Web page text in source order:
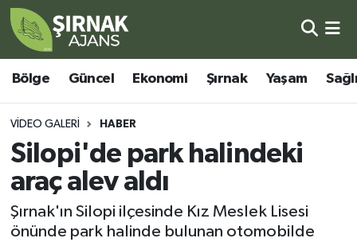
Bölge Güncel Ekonomi Şırnak Yaşam
VIDEO GALERI HABER
Silopi'de park halindeki
araç alev aldı
Şırnak'ın Silopi ilçesinde Kız Meslek Lisesi
önünde park halinde bulunan otomobilde
Bölge
Güncel
Ekonomi
Şırnak
Yaşam
Şırnak Nöbetçi Eczaneler
Şırnak Hava Durumu
Şirnak Namaz Vakitleri
Şırnak Trafik Yoğunluk Haritası
Süper Lig Puan Durumu ve Fikstür